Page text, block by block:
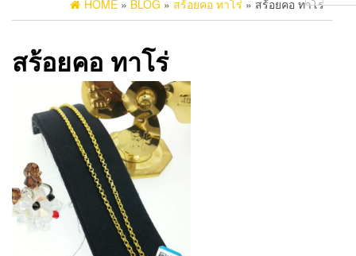
HOME » BLOG » สร้อยคอ ทาโร่ » สร้อยคอ ทาโร่
สร้อยคอ ทาโร่